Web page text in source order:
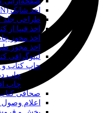
اخذ شابک (ISBN) از خانه کتاب
طراحی جلد
اخذ فیپا از
اخذ مجوز
اخذ مجوز
لیتوگرافی
چاپ کتاب و
چاپ
چاپ
صحافی
اعلام